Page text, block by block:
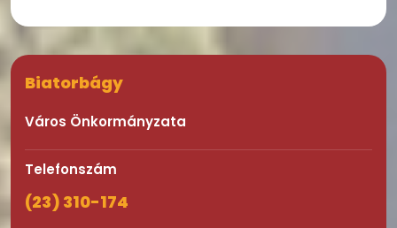
Biatorbágy
Város Önkormányzata
Telefonszám
(23) 310-174